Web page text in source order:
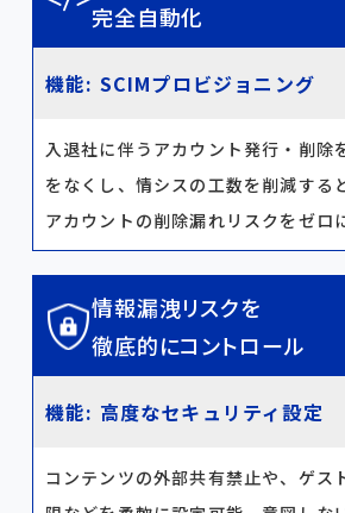
完全自動化
機能: SCIMプロビジョニング
入退社に伴うアカウント発行・削除
をなくし、情シスの工数を削減する
アカウントの削除漏れリスクをゼロ
情報漏洩リスクを
徹底的にコントロール
機能: 高度なセキュリティ設定
コンテンツの外部共有禁止や、ゲス